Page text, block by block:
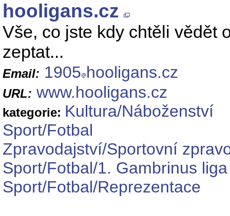
hooligans.cz
Vše, co jste kdy chtěli vědět
zeptat...
Email: 1905 hooligans.cz
URL: www.hooligans.cz
kategorie: Kultura/Náboženství
Sport/Fotbal
Zpravodajství/Sportovní
Sport/Fotbal/1. Gambrinus liga
Sport/Fotbal/Reprezentace